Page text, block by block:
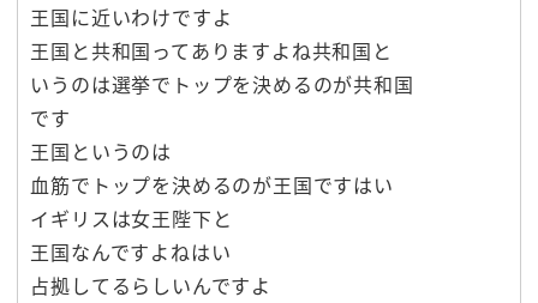
王国に近いわけですよ
王国と共和国ってありますよね共和国と
いうのは選挙でトップを決めるのが共和国
です
王国というのは
血筋でトップを決めるのが王国ですはい
イギリスは女王陛下と
王国なんですよねはい
占拠してるらしいんですよ